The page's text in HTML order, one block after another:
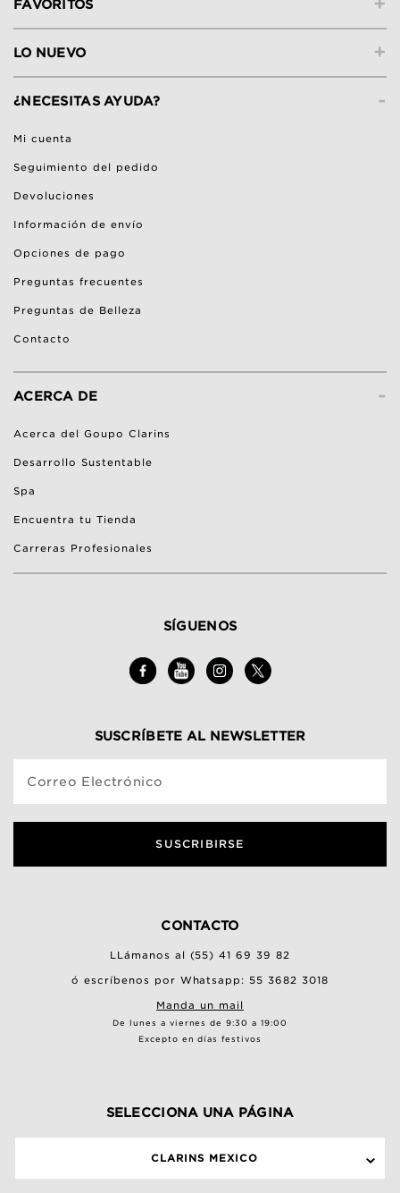
FAVORITOS
+
LO NUEVO
-
¿NECESITAS AYUDA?
Mi cuenta
Seguimiento del pedido
Devoluciones
Información de envío
Opciones de pago
Preguntas frecuentes
Preguntas de Belleza
Contacto
-
ACERCA DE
Acerca del Goupo Clarins
Desarrollo Sustentable
Spa
Encuentra tu Tienda
Carreras Profesionales
SÍGUENOS
SUSCRÍBETE AL NEWSLETTER
Correo Electrónico
SUSCRIBIRSE
CONTACTO
LLámanos al (55) 41 69 39 82
ó escríbenos por Whatsapp: 55 3682 3018
Manda un mail
De lunes a viernes de 9:30 a 19:00
Excepto en días festivos
SELECCIONA UNA PÁGINA
CLARINS MEXICO